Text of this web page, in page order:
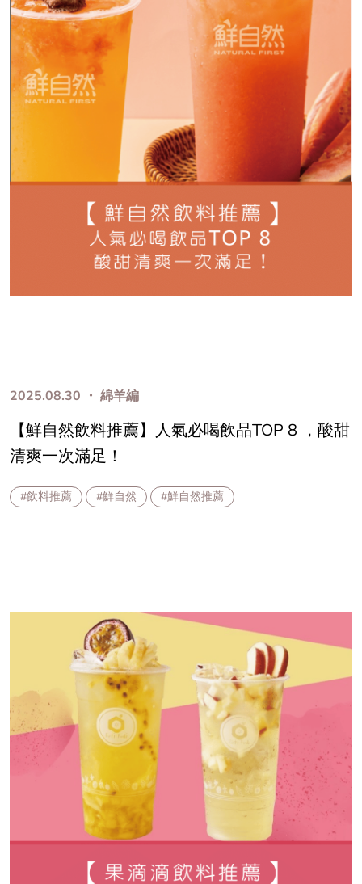
2025.08.30 ・ 綿羊編
【鮮自然飲料推薦】人氣必喝飲品TOP 8 ，酸甜
清爽一次滿足！
#飲料推薦 #鮮自然 #鮮自然推薦